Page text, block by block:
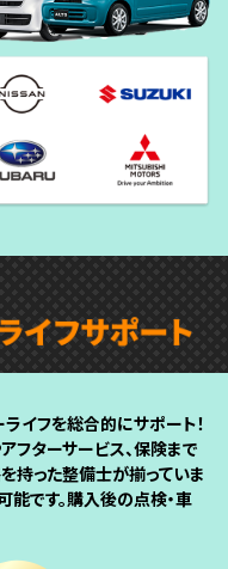
イフを総合的にサポート！
フターサービス、保険まで
持った整備士が揃っていま
能です。購入後の点検・車